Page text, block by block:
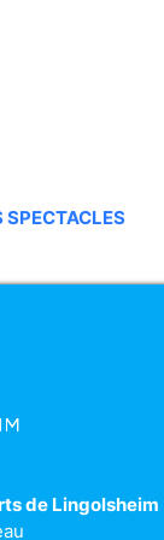
SPECTACLES
de Lingolsheim